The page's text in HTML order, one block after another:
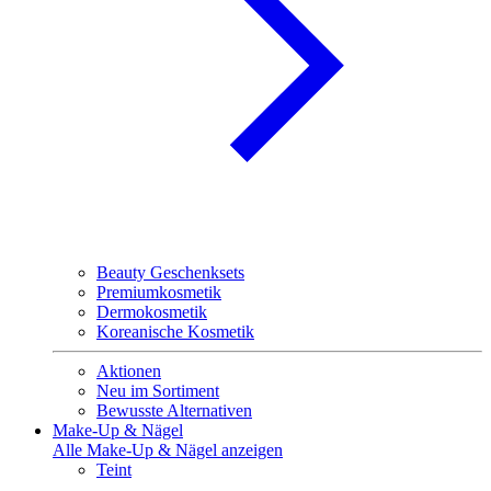
Beauty Geschenksets
Premiumkosmetik
Dermokosmetik
Koreanische Kosmetik
Aktionen
Neu im Sortiment
Bewusste Alternativen
Make-Up & Nägel
Alle Make-Up & Nägel anzeigen
Teint